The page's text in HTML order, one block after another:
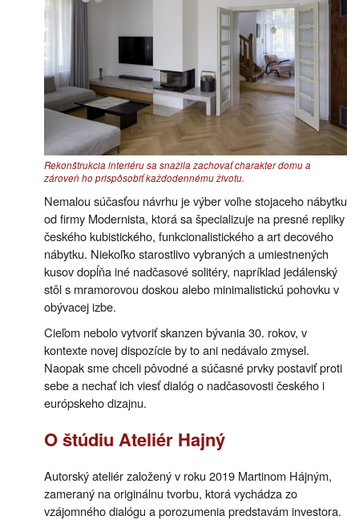
Rekonštrukcia interiéru sa snažila zachovať charakter domu a
zároveň ho prispôsobiť každodennému životu.
Nemalou súčasťou návrhu je výber voľne stojaceho nábytku
od firmy Modernista, ktorá sa špecializuje na presné repliky
českého kubistického, funkcionalistického a art decového
nábytku. Niekoľko starostlivo vybraných a umiestnených
kusov dopĺňa iné nadčasové solitéry, napríklad jedálenský
stôl s mramorovou doskou alebo minimalistickú pohovku v
obývacej izbe.
Cieľom nebolo vytvoriť skanzen bývania 30. rokov, v
kontexte novej dispozície by to ani nedávalo zmysel.
Naopak sme chceli pôvodné a súčasné prvky postaviť proti
sebe a nechať ich viesť dialóg o nadčasovosti českého i
európskeho dizajnu.
O štúdiu Ateliér Hajný
Autorský ateliér založený v roku 2019 Martinom Hájným,
zameraný na originálnu tvorbu, ktorá vychádza zo
vzájomného dialógu a porozumenia predstavám investora.